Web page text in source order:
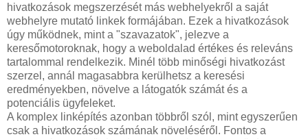
hivatkozások megszerzését más webhelyekről a saját
webhelyre mutató linkek formájában. Ezek a hivatkozások
úgy működnek, mint a "szavazatok", jelezve a
keresőmotoroknak, hogy a weboldalad értékes és releváns
tartalommal rendelkezik. Minél több minőségi hivatkozást
szerzel, annál magasabbra kerülhetsz a keresési
eredményekben, növelve a látogatók számát és a
potenciális ügyfeleket.
A komplex linképítés azonban többről szól, mint egyszerűen
csak a hivatkozások számának növeléséről. Fontos a